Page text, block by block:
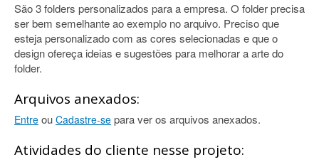
São 3 folders personalizados para a empresa. O folder precisa
ser bem semelhante ao exemplo no arquivo. Preciso que
esteja personalizado com as cores selecionadas e que o
design ofereça ideias e sugestões para melhorar a arte do
folder.
Arquivos anexados:
Entre ou Cadastre-se para ver os arquivos anexados.
Atividades do cliente nesse projeto: